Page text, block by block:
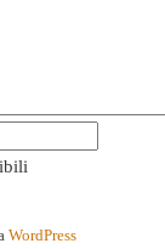
WordPress